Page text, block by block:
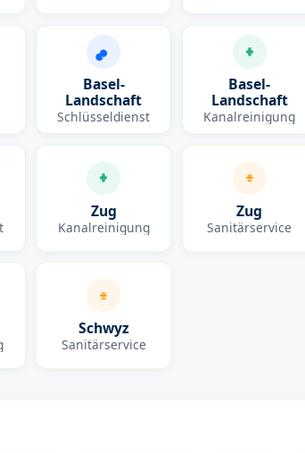
Basel-
Landschaft
Schlüsseldienst
Basel-
Landschaft
Kanalreinigung
Zug
Kanalreinigung
Zug
Sanitärservice
Schwyz
Sanitärservice